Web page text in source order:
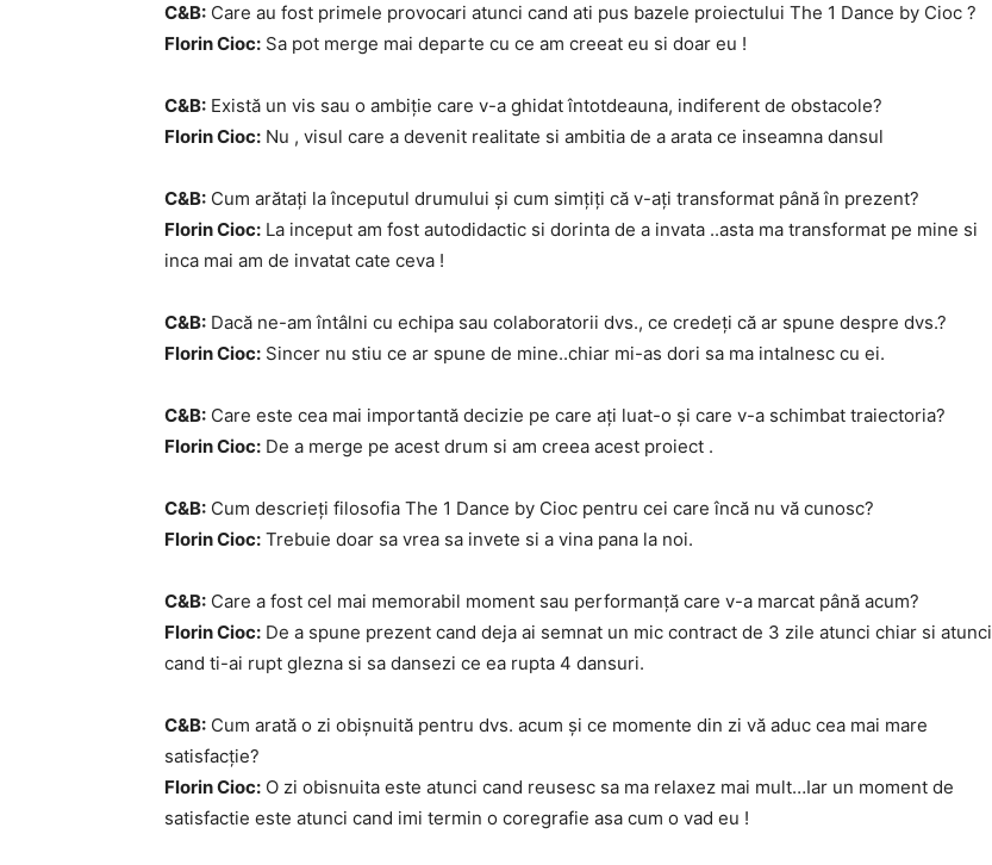
C&B: Care au fost primele provocari atunci cand ati pus bazele proiectului The 1 Dance by Cioc ?
Florin Cioc: Sa pot merge mai departe cu ce am creeat eu si doar eu !
C&B: Există un vis sau o ambiție care v-a ghidat întotdeauna, indiferent de obstacole?
Florin Cioc: Nu , visul care a devenit realitate si ambitia de a arata ce inseamna dansul
C&B: Cum arătați la începutul drumului și cum simțiți că v-ați transformat până în prezent?
Florin Cioc: La inceput am fost autodidactic si dorinta de a invata ..asta ma transformat pe mine si
inca mai am de invatat cate ceva !
C&B: Dacă ne-am întâlni cu echipa sau colaboratorii dvs., ce credeți că ar spune despre dvs.?
Florin Cioc: Sincer nu stiu ce ar spune de mine..chiar mi-as dori sa ma intalnesc cu ei.
C&B: Care este cea mai importantă decizie pe care ați luat-o și care v-a schimbat traiectoria?
Florin Cioc: De a merge pe acest drum si am creea acest proiect .
C&B: Cum descrieți filosofia The 1 Dance by Cioc pentru cei care încă nu vă cunosc?
Florin Cioc: Trebuie doar sa vrea sa invete si a vina pana la noi.
C&B: Care a fost cel mai memorabil moment sau performanță care v-a marcat până acum?
Florin Cioc: De a spune prezent cand deja ai semnat un mic contract de 3 zile atunci chiar si atunci
cand ti-ai rupt glezna si sa dansezi ce ea rupta 4 dansuri.
C&B: Cum arată o zi obișnuită pentru dvs. acum și ce momente din zi vă aduc cea mai mare
satisfacție?
Florin Cioc: O zi obisnuita este atunci cand reusesc sa ma relaxez mai mult…Iar un moment de
satisfactie este atunci cand imi termin o coregrafie asa cum o vad eu !